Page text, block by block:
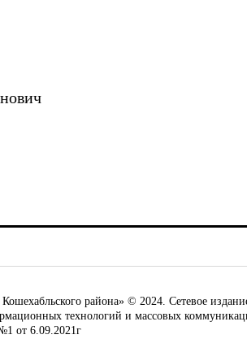
района» © 2024. Сетевое
технологий и массовых
от 6.09.2021г